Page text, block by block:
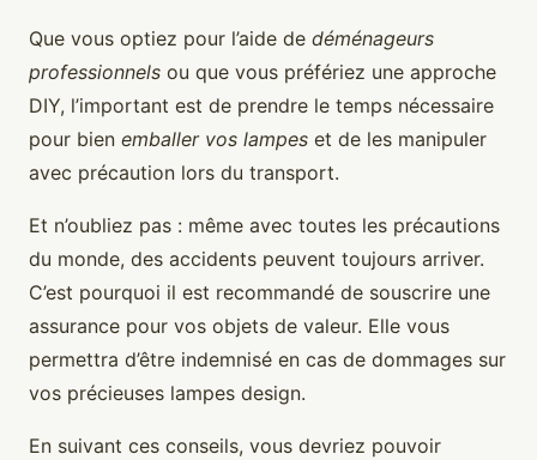
Que vous optiez pour l’aide de déménageurs
professionnels ou que vous préfériez une approche
DIY, l’important est de prendre le temps nécessaire
pour bien emballer vos lampes et de les manipuler
avec précaution lors du transport.
Et n’oubliez pas : même avec toutes les précautions
du monde, des accidents peuvent toujours arriver.
C’est pourquoi il est recommandé de souscrire une
assurance pour vos objets de valeur. Elle vous
permettra d’être indemnisé en cas de dommages sur
vos précieuses lampes design.
En suivant ces conseils, vous devriez pouvoir